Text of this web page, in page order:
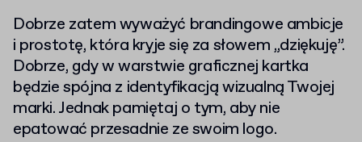
Dobrze zatem wyważyć brandingowe ambicje
i prostotę, która kryje się za słowem „dziękuję”.
Dobrze, gdy w warstwie graficznej kartka
będzie spójna z identyfikacją wizualną Twojej
marki. Jednak pamiętaj o tym, aby nie
epatować przesadnie ze swoim logo.